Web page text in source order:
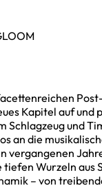
Kapitel auf
und
an die
Wurzeln
– von